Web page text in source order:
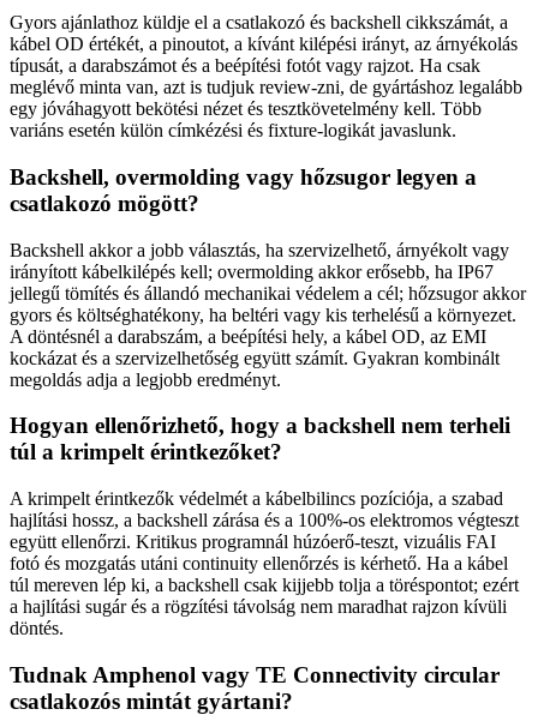
Gyors ajánlathoz küldje el a csatlakozó és backshell cikkszámát, a
kábel OD értékét, a pinoutot, a kívánt kilépési irányt, az árnyékolás
típusát, a darabszámot és a beépítési fotót vagy rajzot. Ha csak
meglévő minta van, azt is tudjuk review-zni, de gyártáshoz legalább
egy jóváhagyott bekötési nézet és tesztkövetelmény kell. Több
variáns esetén külön címkézési és fixture-logikát javaslunk.
Backshell, overmolding vagy hőzsugor legyen a
csatlakozó mögött?
Backshell akkor a jobb választás, ha szervizelhető, árnyékolt vagy
irányított kábelkilépés kell; overmolding akkor erősebb, ha IP67
jellegű tömítés és állandó mechanikai védelem a cél; hőzsugor akkor
gyors és költséghatékony, ha beltéri vagy kis terhelésű a környezet.
A döntésnél a darabszám, a beépítési hely, a kábel OD, az EMI
kockázat és a szervizelhetőség együtt számít. Gyakran kombinált
megoldás adja a legjobb eredményt.
Hogyan ellenőrizhető, hogy a backshell nem terheli
túl a krimpelt érintkezőket?
A krimpelt érintkezők védelmét a kábelbilincs pozíciója, a szabad
hajlítási hossz, a backshell zárása és a 100%-os elektromos végteszt
együtt ellenőrzi. Kritikus programnál húzóerő-teszt, vizuális FAI
fotó és mozgatás utáni continuity ellenőrzés is kérhető. Ha a kábel
túl mereven lép ki, a backshell csak kijjebb tolja a töréspontot; ezért
a hajlítási sugár és a rögzítési távolság nem maradhat rajzon kívüli
döntés.
Tudnak Amphenol vagy TE Connectivity circular
csatlakozós mintát gyártani?